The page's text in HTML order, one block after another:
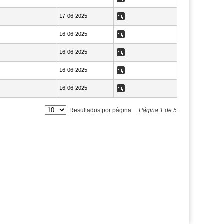
NaN17-06-2025
17-06-2025 Ver
NaN16-06-2025
16-06-2025 Ver
NaN16-06-2025
16-06-2025 Ver
NaN16-06-2025
16-06-2025 Ver
NaN16-06-2025
16-06-2025 Ver
Resultados por página Página 1 de 5